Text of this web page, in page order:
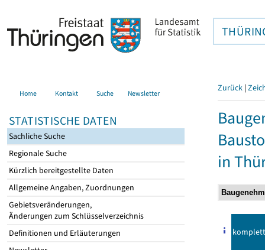
Home Kontakt Suche Newsletter
STATISTISCHE DATEN
Sachliche Suche
Regionale Suche
Kürzlich bereitgestellte Daten
Allgemeine Angaben, Zuordnungen
Gebietsveränderungen,
Änderungen zum Schlüsselverzeichnis
Definitionen und Erläuterungen
Zurück |
in
komplett